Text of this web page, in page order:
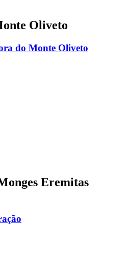
Oliveto
do Monte Oliveto
Eremitas